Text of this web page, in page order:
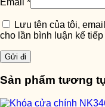
Lưu tên của tôi,
cho lần bình luận kế tiếp
Sản phẩm tương